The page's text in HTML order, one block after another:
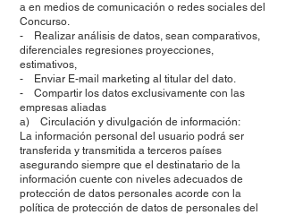
a en medios de comunicación o redes sociales del
Concurso.
- Realizar análisis de datos, sean comparativos,
diferenciales regresiones proyecciones,
estimativos,
- Enviar E-mail marketing al titular del dato.
- Compartir los datos exclusivamente con las
empresas aliadas
a) Circulación y divulgación de información:
La información personal del usuario podrá ser
transferida y transmitida a terceros países
asegurando siempre que el destinatario de la
información cuente con niveles adecuados de
protección de datos personales acorde con la
política de protección de datos de personales del